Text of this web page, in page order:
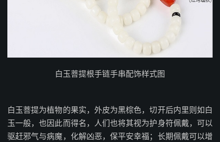
白玉菩提根手链手串配饰样式图
白玉菩提为植物的果实，外皮为黑棕色，切开后内里则如白
玉一般，也因此而得名，人们也将其视为护身符佩戴，可以
驱赶邪气与病魔，化解凶恶，保平安幸福；长期佩戴可以增